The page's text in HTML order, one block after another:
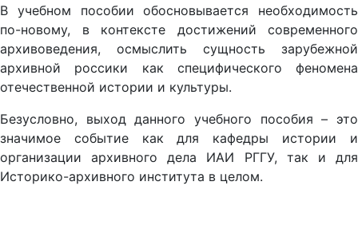
В учебном пособии обосновывается необходимость
по-новому, в контексте достижений современного
архивоведения, осмыслить сущность зарубежной
архивной россики как специфического феномена
отечественной истории и культуры.
Безусловно, выход данного учебного пособия – это
значимое событие как для кафедры истории и
организации архивного дела ИАИ РГГУ, так и для
Историко-архивного института в целом.